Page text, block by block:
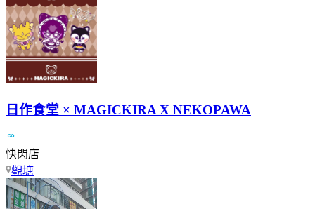
日作食堂 × MAGICKIRA X NEKOPAWA
快閃店
觀塘